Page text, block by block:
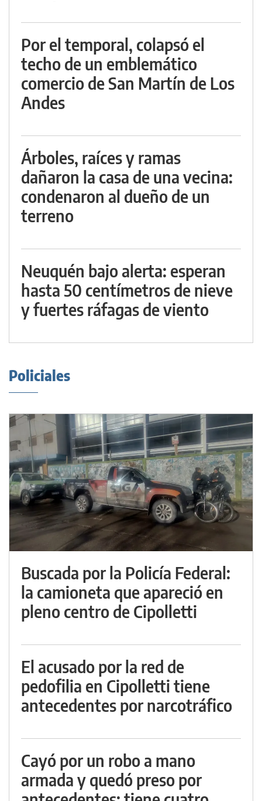
Por el temporal, colapsó el
techo de un emblemático
comercio de San Martín de Los
Andes
Árboles, raíces y ramas
dañaron la casa de una vecina:
condenaron al dueño de un
terreno
Neuquén bajo alerta: esperan
hasta 50 centímetros de nieve
y fuertes ráfagas de viento
Policiales
Buscada por la Policía Federal:
la camioneta que apareció en
pleno centro de Cipolletti
El acusado por la red de
pedofilia en Cipolletti tiene
antecedentes por narcotráfico
Cayó por un robo a mano
armada y quedó preso por